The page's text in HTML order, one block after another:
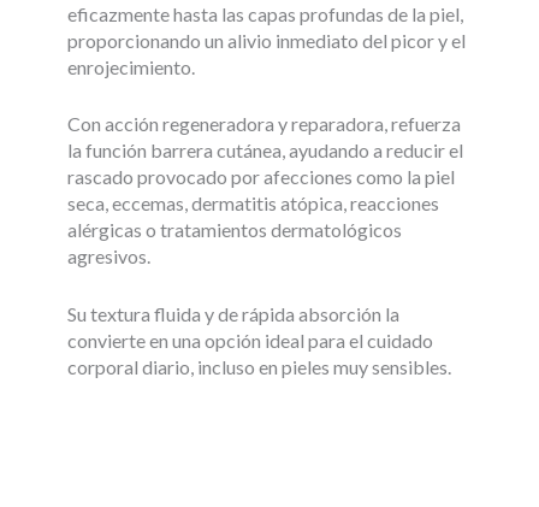
eficazmente hasta las capas profundas de la piel,
proporcionando un alivio inmediato del picor y el
enrojecimiento.
Con acción regeneradora y reparadora, refuerza
la función barrera cutánea, ayudando a reducir el
rascado provocado por afecciones como la piel
seca, eccemas, dermatitis atópica, reacciones
alérgicas o tratamientos dermatológicos
agresivos.
Su textura fluida y de rápida absorción la
convierte en una opción ideal para el cuidado
corporal diario, incluso en pieles muy sensibles.